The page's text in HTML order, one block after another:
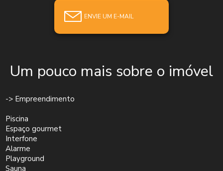
ENVIE UM E-MAIL
Um pouco mais sobre o imóvel
-> Empreendimento
Piscina
Espaço gourmet
Interfone
Alarme
Playground
Sauna